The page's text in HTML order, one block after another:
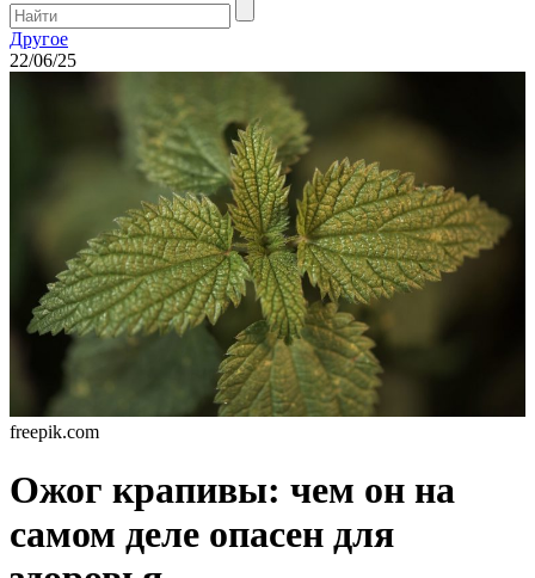
Другое
22/06/25
freepik.com
Ожог крапивы: чем он на
самом деле опасен для